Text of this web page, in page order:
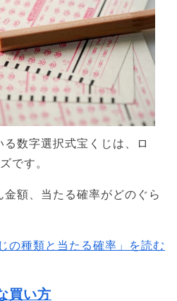
数字選択式宝くじは、ロ
です。
額、当たる確率がどのぐら
の種類と当たる確率」を読む
買い方